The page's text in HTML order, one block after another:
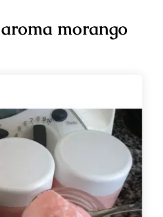
morango